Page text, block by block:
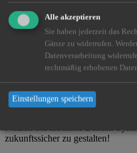
Gesundheitsvorsorge auf
gesetzlich Versicherter!
Weiterlesen
Attraktiv bleiben als
halten Sie Talente
zukunftssicher zu gestalten!
Alle akzeptieren
Sie haben jederzeit das
Gänze zu widerrufen.
Datenverarbeitung
rechtmäßig erhobenen
Einstellungen speichern